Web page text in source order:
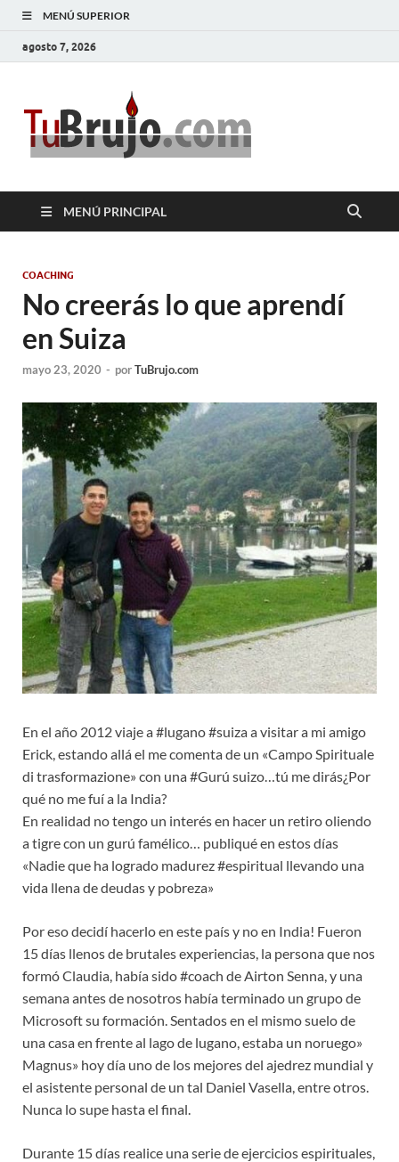
MENÚ SUPERIOR
agosto 7, 2026
MENÚ PRINCIPAL
COACHING
No creerás lo que aprendí
en Suiza
mayo 23, 2020 - porTuBrujo.com
En el año 2012 viaje a #lugano #suiza a visitar a mi amigo
Erick, estando allá el me comenta de un «Campo Spirituale
di trasformazione» con una #Gurú suizo…tú me dirás¿Por
qué no me fuí a la India?
En realidad no tengo un interés en hacer un retiro oliendo
a tigre con un gurú famélico… publiqué en estos días
«Nadie que ha logrado madurez #espiritual llevando una
vida llena de deudas y pobreza»
Por eso decidí hacerlo en este país y no en India! Fueron
15 días llenos de brutales experiencias, la persona que nos
formó Claudia, había sido #coach de Airton Senna, y una
semana antes de nosotros había terminado un grupo de
Microsoft su formación. Sentados en el mismo suelo de
una casa en frente al lago de lugano, estaba un noruego»
Magnus» hoy día uno de los mejores del ajedrez mundial y
el asistente personal de un tal Daniel Vasella, entre otros.
Nunca lo supe hasta el final.
Durante 15 días realice una serie de ejercicios espirituales,